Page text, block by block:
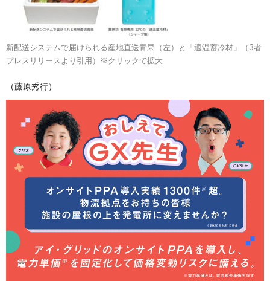
新配送システムで届けられる産地直送青果（左）と「適温蓄冷材」（3者
プレスリリースより引用）※クリックで拡大
（藤原秀行）